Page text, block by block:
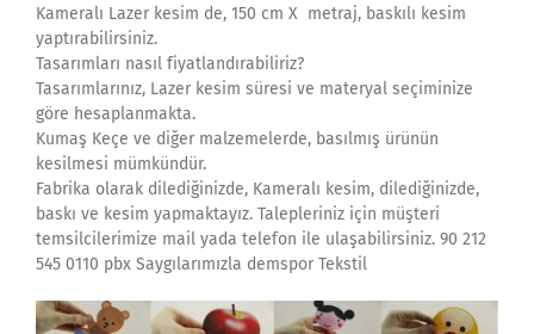
Kameralı Lazer kesim de, 150 cm X metraj, baskılı kesim
yaptırabilirsiniz.
Tasarımları nasıl fiyatlandırabiliriz?
Tasarımlarınız, Lazer kesim süresi ve materyal seçiminize
göre hesaplanmakta.
Kumaş Keçe ve diğer malzemelerde, basılmış ürünün
kesilmesi mümkündür.
Fabrika olarak dilediğinizde, Kameralı kesim, dilediğinizde,
baskı ve kesim yapmaktayız. Talepleriniz için müşteri
temsilcilerimize mail yada telefon ile ulaşabilirsiniz. 90 212
545 0110 pbx Saygılarımızla demspor Tekstil